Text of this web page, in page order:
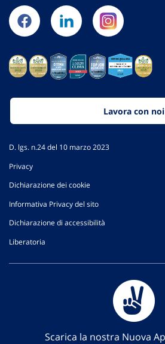
Lavora con noi
D. lgs. n.24 del 10 marzo 2023
Privacy
Dichiarazione dei cookie
Informativa Privacy del sito
Dichiarazione di accessibilità
Liberatoria
Scarica la nostra Nuova